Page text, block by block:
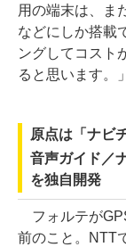
用の端末は、ま
などにしか搭載
ングしてコスト
ると思います。
原点は「ナ
音声ガイド／
を独自開発
フォルテが
前のこと。NTT